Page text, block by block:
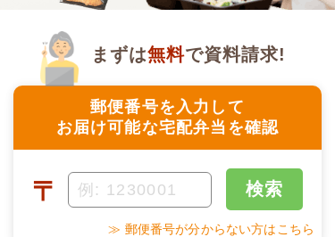
郵便番号を入力して
お届け可能な宅配弁当を確認
まずは無料で資料請求!
〒 検索
≫ 郵便番号が分からない方はこちら